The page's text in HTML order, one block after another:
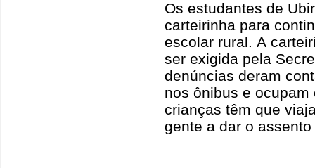
Os estudantes de
carteirinha para
escolar rural. A
ser exigida pela
denúncias deram
nos ônibus e
crianças têm que
gente a dar o